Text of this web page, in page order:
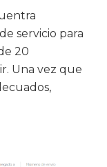
servicio para
20
Una vez que